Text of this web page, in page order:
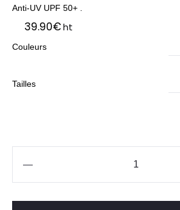
Anti-UV UPF 50+ .
39.90€ht
Couleurs
Tailles